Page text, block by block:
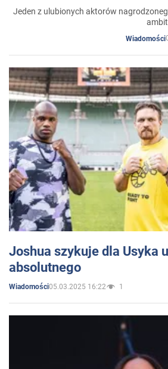
Jeden z ulubionych aktorów
Wiadomości
Joshua szykuje dla Usyka
absolutnego
Wiadomości05.03.2025 16:22 1